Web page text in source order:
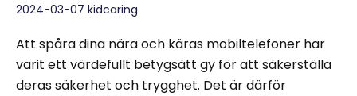
2024-03-07 kidcaring
Att spåra dina nära och käras mobiltelefoner har
varit ett värdefullt betygsätt gy för att säkerställa
deras säkerhet och trygghet. Det är därför